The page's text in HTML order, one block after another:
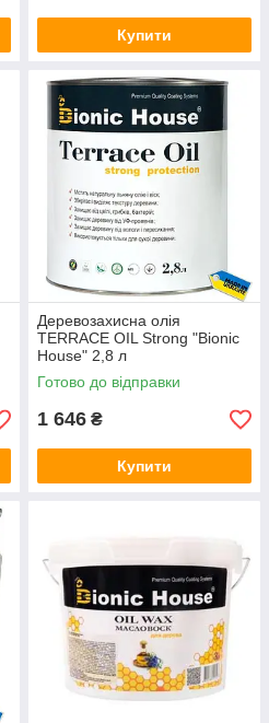
Купити
Деревозахисна олія
TERRACE OIL Strong "Bionic
House" 2,8 л
Готово до відправки
1 646 ₴
Купити